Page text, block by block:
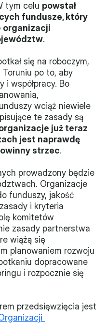
tym celu powstał
fundusze, który
organizacji
.
się na roboczym,
po to, aby
współpracy. Bo
wciąż niewiele
te zasady są
już teraz
jest naprawdę
strzec.
prowadzony będzie
Organizacje
funduszy, jakość
i kryteria
komitetów
zasady partnerstwa
wiążą się
planowaniem rozwoju
dopracowane
i rozpocznie się